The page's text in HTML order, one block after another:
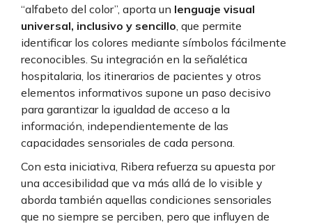
“alfabeto del color”, aporta un lenguaje visual
universal, inclusivo y sencillo , que permite
identificar los colores mediante símbolos fácilmente
reconocibles. Su integración en la señalética
hospitalaria, los itinerarios de pacientes y otros
elementos informativos supone un paso decisivo
para garantizar la igualdad de acceso a la
información, independientemente de las
capacidades sensoriales de cada persona.
Con esta iniciativa, Ribera refuerza su apuesta por
una accesibilidad que va más allá de lo visible y
aborda también aquellas condiciones sensoriales
que no siempre se perciben, pero que influyen de